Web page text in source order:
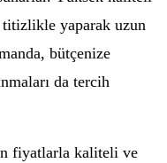
yaparak uzun
bütçenize
da tercih
fiyatlarla kaliteli ve